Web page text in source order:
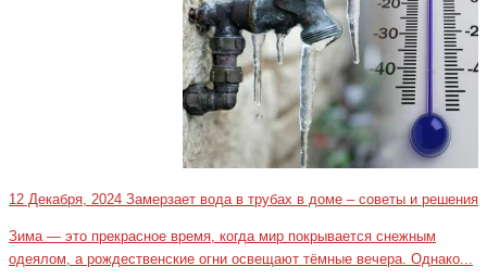
12 Декабря, 2024 Замерзает вода в трубах в доме – советы и решения
Зима — это прекрасное время, когда мир покрывается снежным
одеялом, а рождественские огни освещают тёмные вечера. Однако...